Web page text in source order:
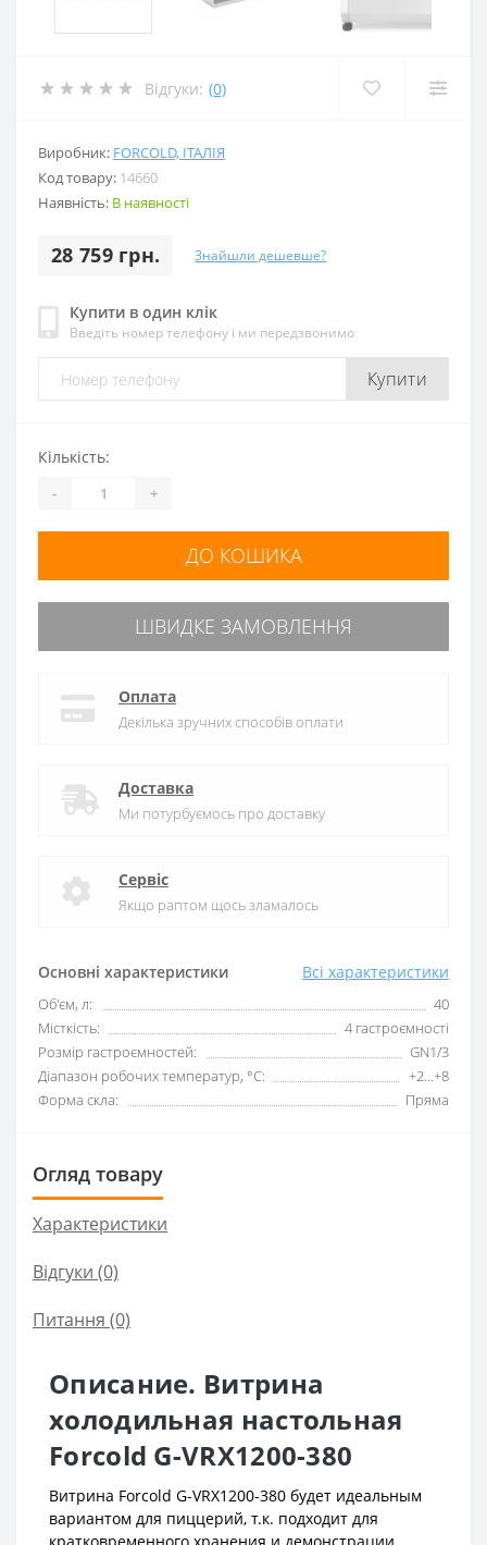
Відгуки: (0)
Виробник: FORCOLD, ІТАЛІЯ
Код товару: 14660
Наявність: В наявності
28 759 грн. Знайшли дешевше?
Купити в один клік
Введіть номер телефону і ми передзвонимо
Купити
Основні характеристики Всі характеристики
Об'єм, л:
40
Місткість:
4 гастроємності
Розмір гастроємностей:
GN1/3
Діапазон робочих температур, °C:
+2...+8
Форма скла:
Пряма
Кількість:
- +
ДО КОШИКА
ШВИДКЕ ЗАМОВЛЕННЯ
Оплата
Декілька зручних способів оплати
Доставка
Ми потурбуємось про доставку
Сервіс
Якщо раптом щось зламалось
Огляд товару
Характеристики
Відгуки (0)
Питання (0)
Описание. Витрина
холодильная настольная
Forcold G-VRX1200-380
Витрина Forcold G-VRX1200-380 будет идеальным
вариантом для пиццерий, т.к. подходит для